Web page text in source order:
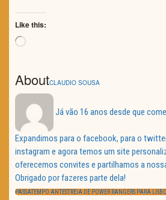
Like this:
Loading…
AboutCLAUDIO SOUSA
Já vão 16 anos desde que
Expandimos para o facebook, para o
instagram e agora temos um site
oferecemos convites e partilhamos a
Obrigado por fazeres parte dela!
Navegação
de
PREVIOUS
PASSATEMPO ANTESTREIA DE POWER RANGERS PARA